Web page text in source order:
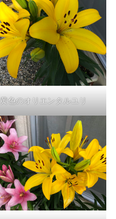
黄色のオリエンタルユリ